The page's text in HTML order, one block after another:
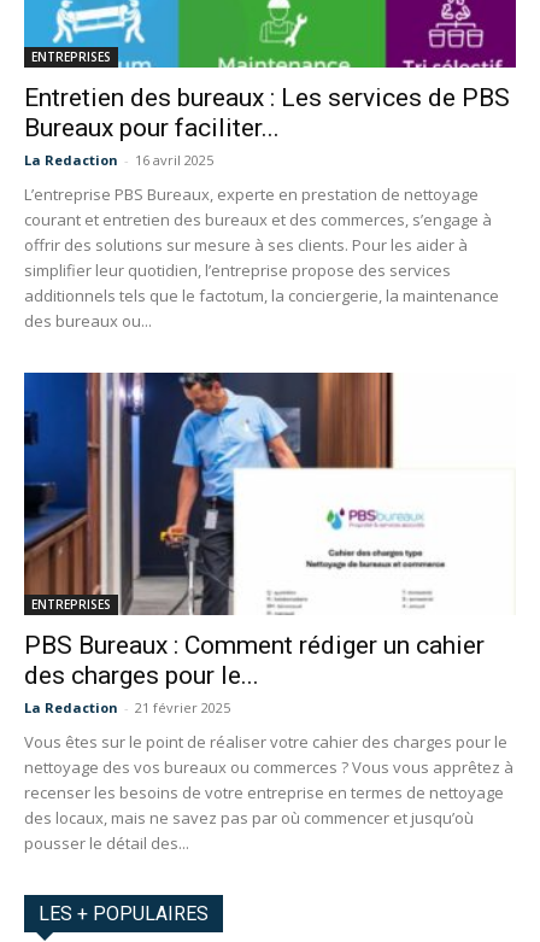
ENTREPRISES
Entretien des bureaux : Les services de PBS
Bureaux pour faciliter...
La Redaction - 16 avril 2025
L’entreprise PBS Bureaux, experte en prestation de nettoyage
courant et entretien des bureaux et des commerces, s’engage à
offrir des solutions sur mesure à ses clients. Pour les aider à
simplifier leur quotidien, l’entreprise propose des services
additionnels tels que le factotum, la conciergerie, la maintenance
des bureaux ou...
ENTREPRISES
PBS Bureaux : Comment rédiger un cahier
des charges pour le...
La Redaction - 21 février 2025
Vous êtes sur le point de réaliser votre cahier des charges pour le
nettoyage des vos bureaux ou commerces ? Vous vous apprêtez à
recenser les besoins de votre entreprise en termes de nettoyage
des locaux, mais ne savez pas par où commencer et jusqu’où
pousser le détail des...
LES + POPULAIRES